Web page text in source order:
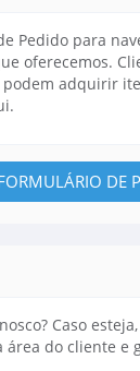
Pedido para
oferecemos.
adquirir
DE
Caso
área do cliente e